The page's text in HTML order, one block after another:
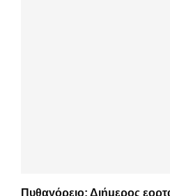
Πυθαγόρειο: Διήμερος